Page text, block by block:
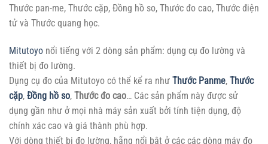
Thước pan-me, Thước cặp, Đồng hồ so, Thước đo cao, Thước điện
tử và Thước quang học.
Mitutoyo nổi tiếng với 2 dòng sản phẩm: dụng cụ đo lường và
thiết bị đo lường.
Dụng cụ đo của Mitutoyo có thể kể ra như Thước Panme, Thước
cặp, Đồng hồ so, Thước đo cao… Các sản phẩm này được sử
dụng gần như ở mọi nhà máy sản xuất bởi tính tiện dụng, độ
chính xác cao và giá thành phù hợp.
Với dòng thiết bị đo lường, hãng nổi bật ở các các dòng máy đo